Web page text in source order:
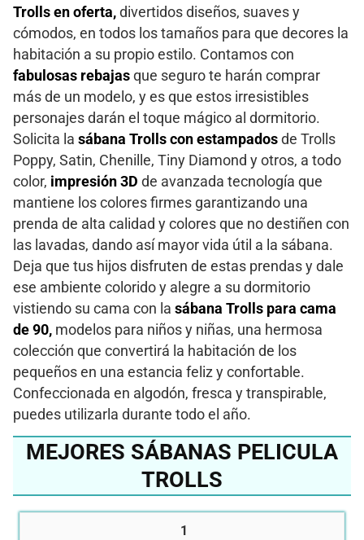
Trolls en oferta, divertidos diseños, suaves y
cómodos, en todos los tamaños para que decores la
habitación a su propio estilo. Contamos con
fabulosas rebajas que seguro te harán comprar
más de un modelo, y es que estos irresistibles
personajes darán el toque mágico al dormitorio.
Solicita la sábana Trolls con estampados de Trolls
Poppy, Satin, Chenille, Tiny Diamond y otros, a todo
color, impresión 3D de avanzada tecnología que
mantiene los colores firmes garantizando una
prenda de alta calidad y colores que no destiñen con
las lavadas, dando así mayor vida útil a la sábana.
Deja que tus hijos disfruten de estas prendas y dale
ese ambiente colorido y alegre a su dormitorio
vistiendo su cama con la sábana Trolls para cama
de 90, modelos para niños y niñas, una hermosa
colección que convertirá la habitación de los
pequeños en una estancia feliz y confortable.
Confeccionada en algodón, fresca y transpirable,
puedes utilizarla durante todo el año.
MEJORES SÁBANAS PELICULA
TROLLS
1